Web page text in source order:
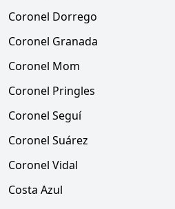
Coronel Dorrego
Coronel Granada
Coronel Mom
Coronel Pringles
Coronel Seguí
Coronel Suárez
Coronel Vidal
Costa Azul